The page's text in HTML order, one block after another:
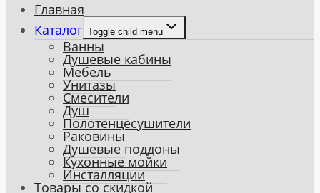
Главная
Каталог Toggle child menu
Ванны
Душевые кабины
Мебель
Унитазы
Смесители
Душ
Полотенцесушители
Раковины
Душевые поддоны
Кухонные мойки
Инсталляции
Товары со скидкой